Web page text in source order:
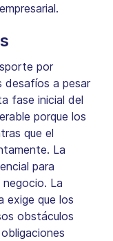
por
desafíos a pesar
fase inicial del
porque los
que el
La
para
La
exige que los
obstáculos